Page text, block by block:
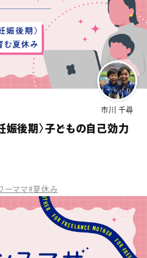
市川 千尋
娠後期〉子どもの自己効力
ーママ#夏休み